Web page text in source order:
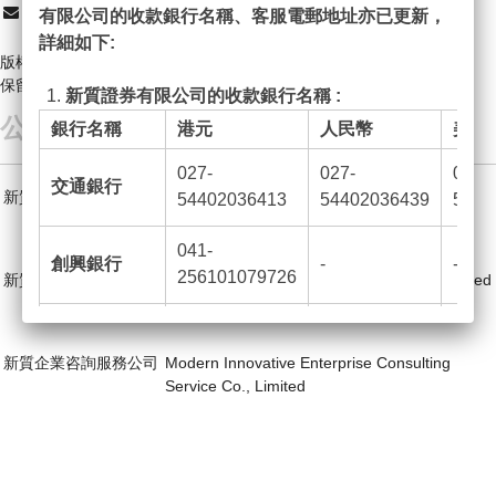
cs@moderninno-sec.com
版權所有 2026 新質證券有限公司
保留擁有權
公司集團
新質證券有限公司
Modern Innovative Securities Limited
新質資產管理有限公司
Modern Innovative Asset Management Limited
(香港證監會中央編號 : BIY456 )
新質企業咨詢服務公司
Modern Innovative Enterprise Consulting
Service Co., Limited
有限公司的收款銀行名稱、客服電郵地址亦已更新，
詳細如下:
新質證券有限公司的收款銀行名稱 :
銀行名稱
港元 人民幣 美元
交通銀行
027-
54402036413
027-
54402036439
027-
創興銀行
041-
256101079726
- -
恒生銀行
024-390-
673929-001
- -